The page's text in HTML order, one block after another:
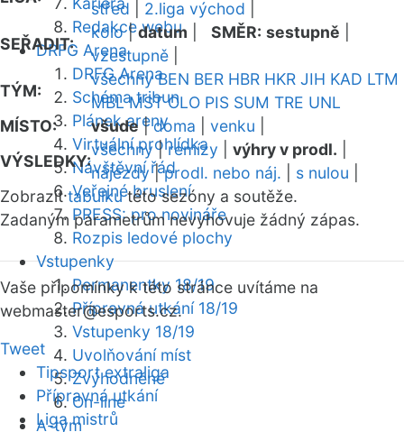
Redakce webu
DRFG Arena
DRFG Arena
Schéma tribun
Plánek areny
Virtuální prohlídka
Návštěvní řád
Veřejné bruslení
PRESS: pro novináře
Rozpis ledové plochy
Vstupenky
Permanentky 18/19
Přípravná utkání 18/19
Vstupenky 18/19
Uvolňování míst
Zvýhodněné
On-line
A-tým
střed
2.liga východ
SEŘADIT:
kolo|datum SMĚR: sestupně
vzestupně
TÝM:
všechny BEN BER HBR HKR JIH KAD LTM
MBL MST OLO PIS SUM TRE UNL
MÍSTO:
všude|doma venku
VÝSLEDKY:
všechny|remízy výhry v prodl.
nájezdy|prodl. nebo náj. s nulou
Zobrazittabulkutéto sezóny a soutěže.
Zadaným parametrům nevyhovuje žádný zápas.
Vaše připomínky k této stránce uvítáme na
webmaster@esports.cz.
Tweet
Tipsport extraliga
Přípravná utkání
Liga mistrů